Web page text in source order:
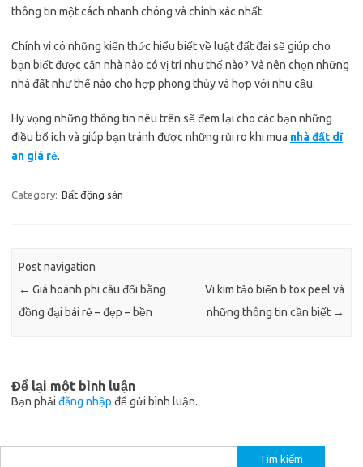
thông tin một cách nhanh chóng và chính xác nhất.
Chính vì có những kiến thức hiểu biết về luật đất đai sẽ giúp cho
bạn biết được căn nhà nào có vị trí như thế nào? Và nên chọn những
nhà đất như thế nào cho hợp phong thủy và hợp với nhu cầu.
Hy vọng những thông tin nêu trên sẽ đem lại cho các bạn những
điều bổ ích và giúp bạn tránh được những rủi ro khi mua nhà đất dĩ
an giá rẻ.
Category: Bất động sản
Post navigation
← Giá hoành phi câu đối bằng
đồng đại bái rẻ – đẹp – bền
Vi kim tảo biển b tox peel và
những thông tin cần biết →
Để lại một bình luận
Bạn phải đăng nhập để gửi bình luận.